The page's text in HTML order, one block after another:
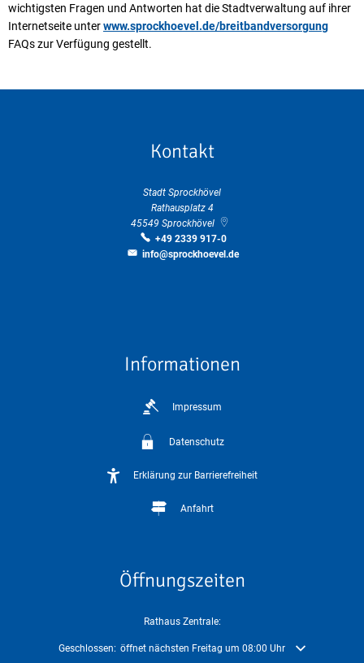
wichtigsten Fragen und Antworten hat die Stadtverwaltung auf ihrer
Internetseite unterwww.sprockhoevel.de/breitbandversorgung
FAQs zur Verfügung gestellt.
Kontakt
Stadt Sprockhövel
Rathausplatz 4
45549 Sprockhövel
+49 2339 917-0
info@sprockhoevel.de
Informationen
Impressum
Datenschutz
Erklärung zur Barrierefreiheit
Anfahrt
Öffnungszeiten
Rathaus Zentrale:
Klicken, um weitere Öffnungs- oder Schließzeiten auszublenden
Geschlossen: öffnet nächsten Freitag um 08:00 Uhr